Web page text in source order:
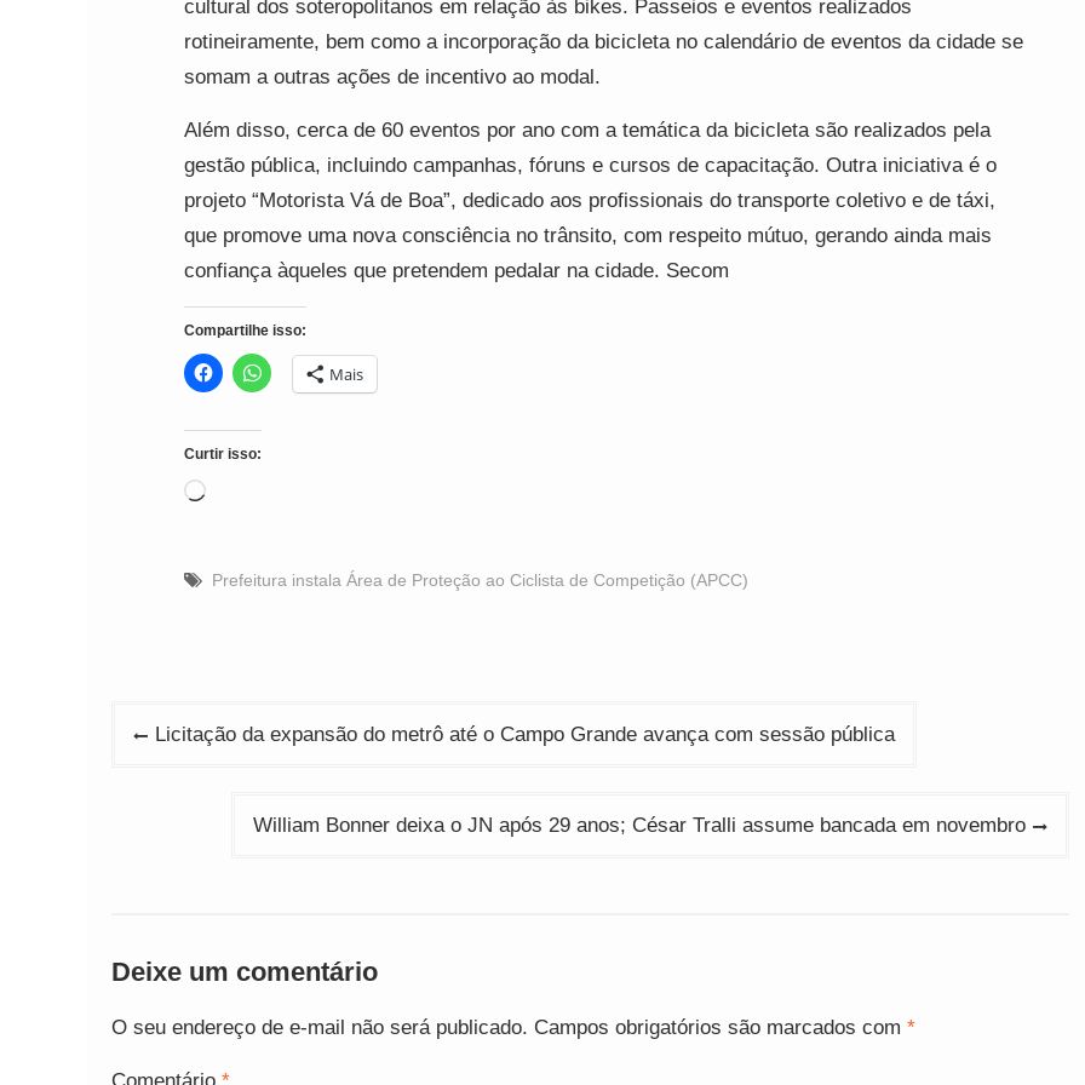
cultural dos soteropolitanos em relação às bikes. Passeios e eventos realizados
rotineiramente, bem como a incorporação da bicicleta no calendário de eventos da cidade se
somam a outras ações de incentivo ao modal.
Além disso, cerca de 60 eventos por ano com a temática da bicicleta são realizados pela
gestão pública, incluindo campanhas, fóruns e cursos de capacitação. Outra iniciativa é o
projeto “Motorista Vá de Boa”, dedicado aos profissionais do transporte coletivo e de táxi,
que promove uma nova consciência no trânsito, com respeito mútuo, gerando ainda mais
confiança àqueles que pretendem pedalar na cidade. Secom
Compartilhe isso:
Mais
Curtir isso:
Carregando...
Prefeitura instala Área de Proteção ao Ciclista de Competição (APCC)
Navegação
Licitação da expansão do metrô até o Campo Grande avança com sessão pública
William Bonner deixa o JN após 29 anos; César Tralli assume bancada em novembro
Deixe um comentário
O seu endereço de e-mail não será publicado. Campos obrigatórios são marcados com *